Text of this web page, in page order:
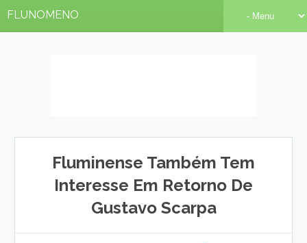
FLUNOMENO
Fluminense Também Tem
Interesse Em Retorno De
Gustavo Scarpa